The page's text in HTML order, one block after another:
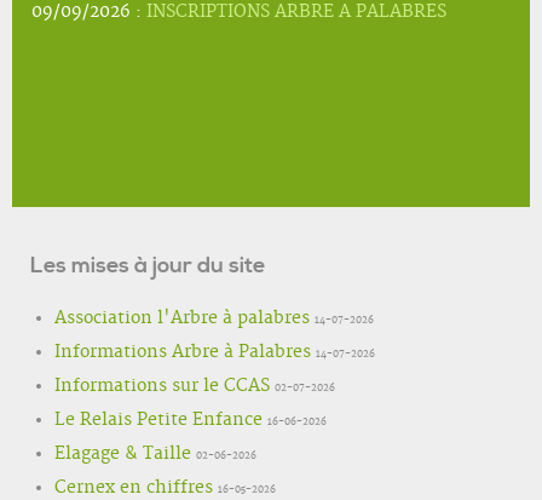
09/09/2026 : INSCRIPTIONS ARBRE A PALABRES
Les mises à jour du site
Association l'Arbre à palabres 14-07-2026
Informations Arbre à Palabres 14-07-2026
Informations sur le CCAS 02-07-2026
Le Relais Petite Enfance 16-06-2026
Elagage & Taille 02-06-2026
Cernex en chiffres 16-05-2026